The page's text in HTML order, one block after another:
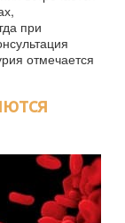
при
отмечается